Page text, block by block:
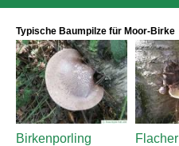
Typische Baumpilze für Moor-Birke
Birkenporling
Flacher